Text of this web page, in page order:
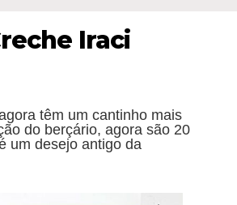
Iraci
têm um cantinho mais
do berçário, agora são 20
um desejo antigo da